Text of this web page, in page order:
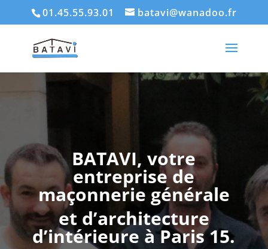
01.45.55.93.01 batavi@wanadoo.fr
BATAVI, votre
entreprise de
maçonnerie générale
et d’architecture
d’intérieure à Paris 15.